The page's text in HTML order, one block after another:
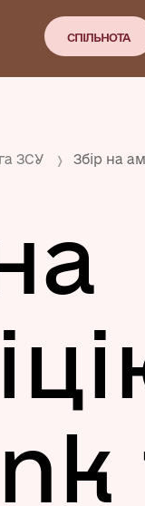
СПІЛЬНОТА
ЗСУ Збір на